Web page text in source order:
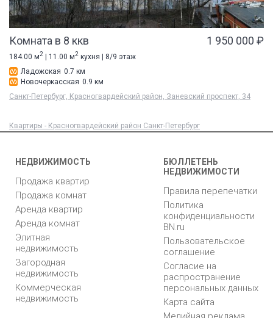
Комната в 8 ккв 1 950 000 ₽
184.00 м2 | 11.00 м2 кухня | 8/9 этаж
Ладожская 0.7 км
Новочеркасская 0.9 км
Санкт-Петербург, Красногвардейский район, Заневский проспект, 34
Квартиры - Красногвардейский район Санкт-Петербург
НЕДВИЖИМОСТЬ
Продажа квартир
Продажа комнат
Аренда квартир
Аренда комнат
Элитная
недвижимость
Загородная
недвижимость
Коммерческая
недвижимость
БЮЛЛЕТЕНЬ
НЕДВИЖИМОСТИ
Правила перепечатки
Политика
конфиденциальности
BN.ru
Пользовательское
соглашение
Согласие на
распространение
персональных данных
Карта сайта